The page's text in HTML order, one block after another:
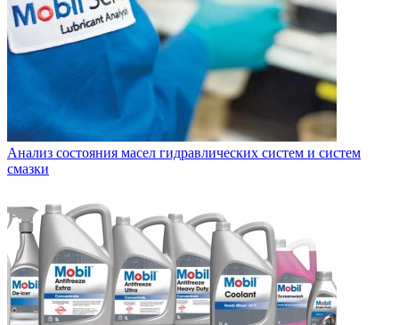
Анализ состояния масел гидравлических систем и систем
смазки